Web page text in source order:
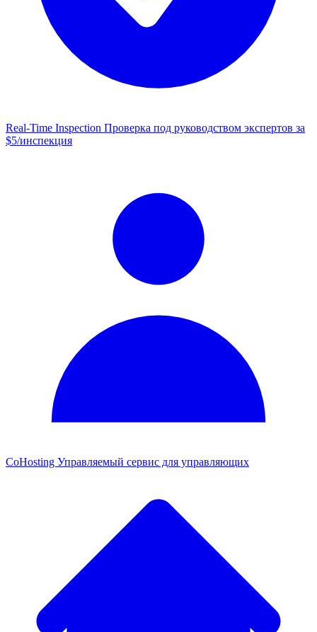
Real-Time Inspection Проверка под руководством экспертов за
$5/инспекция
CoHosting Управляемый сервис для управляющих